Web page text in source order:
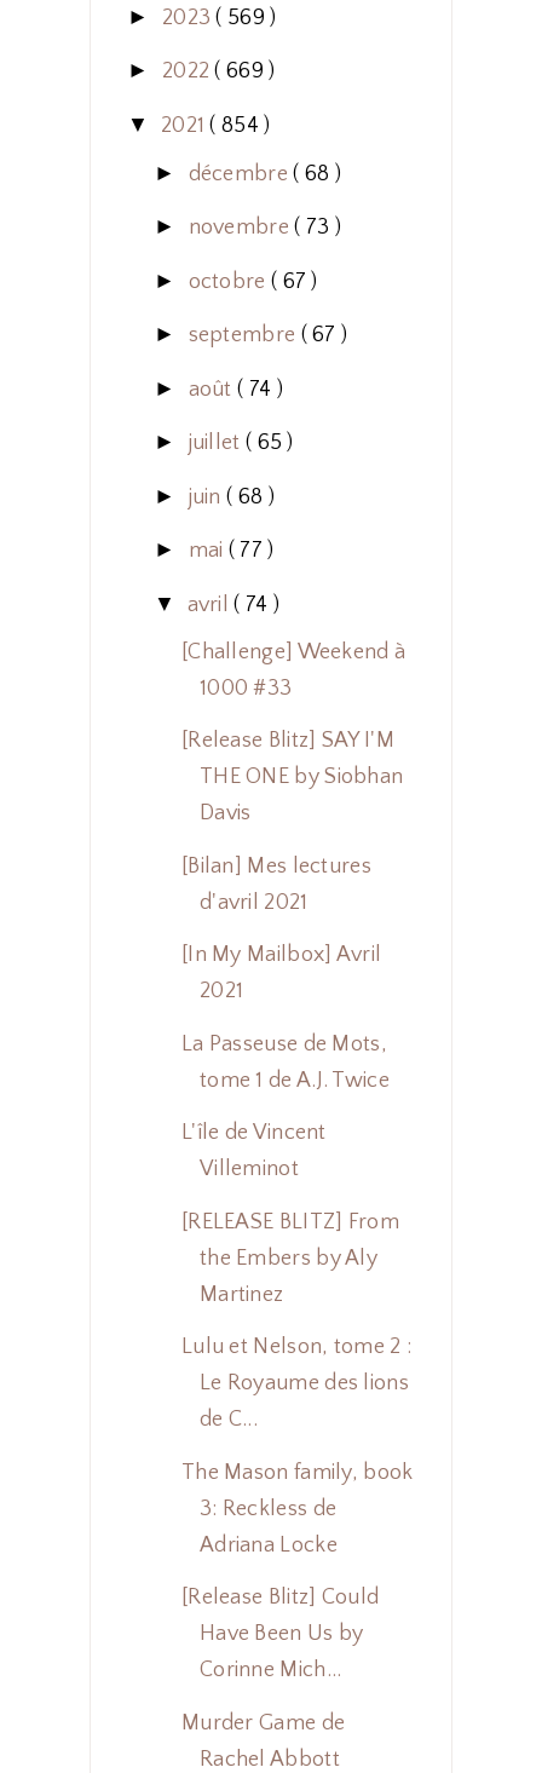
► 2023( 569 )
► 2022( 669 )
▼ 2021( 854 )
► décembre( 68 )
► novembre( 73 )
► octobre ( 67 )
► septembre ( 67 )
► août ( 74 )
► juillet ( 65 )
► juin ( 68 )
► mai ( 77 )
▼ avril( 74 )
[Challenge] Weekend à
1000 #33
[Release Blitz] SAY I'M
THE ONE by Siobhan
Davis
[Bilan] Mes lectures
d'avril 2021
[In My Mailbox] Avril
2021
La Passeuse de Mots,
tome 1 de A.J. Twice
L'île de Vincent
Villeminot
[RELEASE BLITZ] From
the Embers by Aly
Martinez
Lulu et Nelson, tome 2 :
Le Royaume des lions
de C...
The Mason family, book
3: Reckless de
Adriana Locke
[Release Blitz] Could
Have Been Us by
Corinne Mich...
Murder Game de
Rachel Abbott